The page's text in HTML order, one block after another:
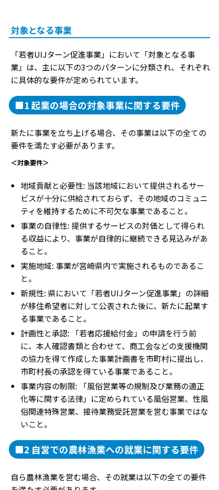
対象となる事業
「若者UIJターン促進事業」において「対象となる事
業」は、主に以下の3つのパターンに分類され、それぞれ
に具体的な要件が定められています。
■1 起業の場合の対象事業に関する要件
新たに事業を立ち上げる場合、その事業は以下の全ての
要件を満たす必要があります。
＜対象要件＞
地域貢献と必要性: 当該地域において提供されるサー
ビスが十分に供給されておらず、その地域のコミュニ
ティを維持するために不可欠な事業であること。
事業の自律性: 提供するサービスの対価として得られ
る収益により、事業が自律的に継続できる見込みがあ
ること。
実施地域: 事業が宮崎県内で実施されるものであるこ
と。
新規性: 県において「若者UIJターン促進事業」の詳細
が移住希望者に対して公表された後に、新たに起業す
る事業であること。
計画性と承認: 「若者応援給付金」の申請を行う前
に、本人確認書類と合わせて、商工会などの支援機関
の協力を得て作成した事業計画書を市町村に提出し、
市町村長の承認を得ている事業であること。
事業内容の制限: 「風俗営業等の規制及び業務の適正
化等に関する法律」に定められている風俗営業、性風
俗関連特殊営業、接待業務受託営業を営む事業ではな
いこと。
■2 自営での農林漁業への就業に関する要件
自ら農林漁業を営む場合、その就業は以下の全ての要件